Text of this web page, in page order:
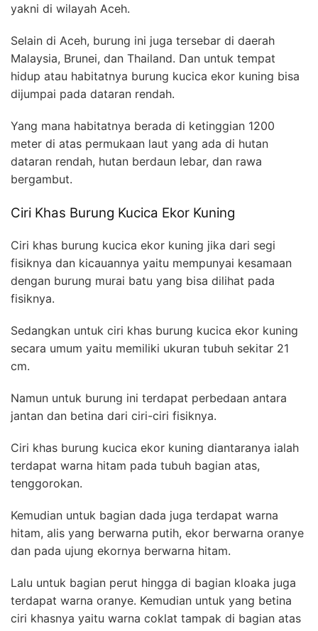
yakni di wilayah Aceh.
Selain di Aceh, burung ini juga tersebar di daerah
Malaysia, Brunei, dan Thailand. Dan untuk tempat
hidup atau habitatnya burung kucica ekor kuning bisa
dijumpai pada dataran rendah.
Yang mana habitatnya berada di ketinggian 1200
meter di atas permukaan laut yang ada di hutan
dataran rendah, hutan berdaun lebar, dan rawa
bergambut.
Ciri Khas Burung Kucica Ekor Kuning
Ciri khas burung kucica ekor kuning jika dari segi
fisiknya dan kicauannya yaitu mempunyai kesamaan
dengan burung murai batu yang bisa dilihat pada
fisiknya.
Sedangkan untuk ciri khas burung kucica ekor kuning
secara umum yaitu memiliki ukuran tubuh sekitar 21
cm.
Namun untuk burung ini terdapat perbedaan antara
jantan dan betina dari ciri-ciri fisiknya.
Ciri khas burung kucica ekor kuning diantaranya ialah
terdapat warna hitam pada tubuh bagian atas,
tenggorokan.
Kemudian untuk bagian dada juga terdapat warna
hitam, alis yang berwarna putih, ekor berwarna oranye
dan pada ujung ekornya berwarna hitam.
Lalu untuk bagian perut hingga di bagian kloaka juga
terdapat warna oranye. Kemudian untuk yang betina
ciri khasnya yaitu warna coklat tampak di bagian atas